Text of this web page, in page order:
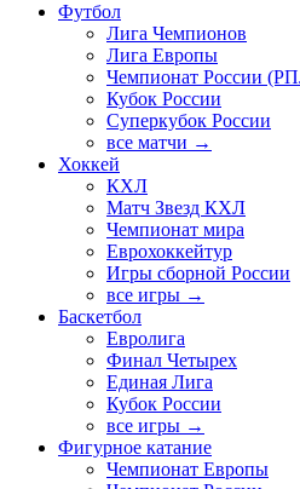
Футбол
Лига Чемпионов
Лига Европы
Чемпионат России
Кубок России
Суперкубок России
все матчи →
Хоккей
КХЛ
Матч Звезд КХЛ
Чемпионат мира
Еврохоккейтур
Игры сборной России
все игры →
Баскетбол
Евролига
Финал Четырех
Единая Лига
Кубок России
все игры →
Фигурное катание
Чемпионат Европы